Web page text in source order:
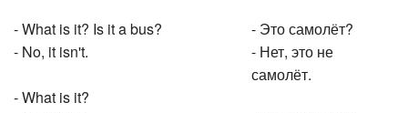
- What is it? Is it a bus?
- No, it isn't.
- What is it?
- Это самолёт?
- Нет, это не
самолёт.